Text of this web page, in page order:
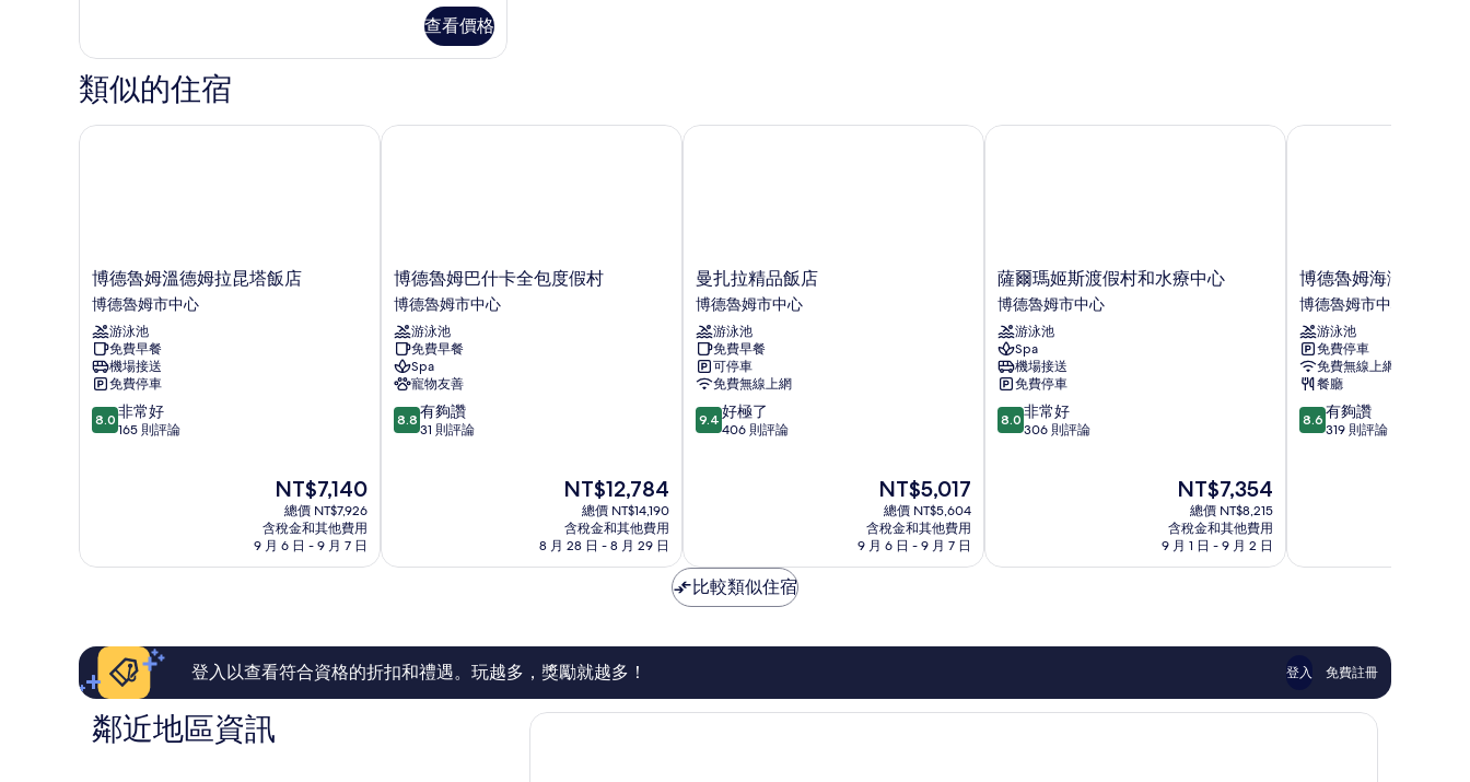
片
套
房
的
詳
情
查看價格
類似的住宿
博
德
魯
姆
溫
德
姆
拉
昆
姆
博德魯姆溫德姆拉昆塔飯店
博德魯姆市中心
游泳池
免費早餐
機場接送
免費停車
8.0
分，
好，
論
8.0 非常好
165 則評論
現
在
價
格
為
NT$7,140
總價 NT$7,926
含稅金和其他費用
9 月 6 日 - 9 月 7 日
博德魯姆溫德姆拉昆塔飯店
博
德
魯
姆
巴
什
卡
全
包
姆
博德魯姆巴什卡全包度假村
博德魯姆市中心
游泳池
免費早餐
Spa
寵物友善
8.8
分，
讚，
論
8.8 有夠讚
31 則評論
現
價
格
為
NT$12,784
總價 NT$14,190
含稅金和其他費用
8 月 28 日 - 8 月 29 日
博德魯姆巴什卡全包度假村
曼
扎
拉
精
品
飯
店
博
德
曼扎拉精品飯店
博德魯姆市中心
游泳池
免費早餐
可停車
免費無線上網
9.4
分，
了，
406
則
論
9.4 好極了
406 則評論
現
在
價
格
為
NT$5,017
總價 NT$5,604
含稅金和其他費用
9 月 6 日 - 9 月 7 日
曼扎拉精品飯店
薩
爾
瑪
姬
斯
渡
假
村
和
魯
心
薩爾瑪姬斯渡假村和水療中心
博德魯姆市中心
游泳池
Spa
機場接送
免費停車
8.0
分，
好，
論
8.0 非常好
306 則評論
現
在
價
格
為
NT$7,354
總價 NT$8,215
含稅金和其他費用
9 月 1 日 - 9 月 2 日
薩爾瑪姬斯渡假村和水療中心
博
德
魯
姆
海
灘
度
假
村
心
博德魯姆海灘度假村
博德魯姆市中心
游泳池
免費停車
免費無線上網
餐廳
8.6
分，
讚，
論
8.6 有夠讚
319 則評論
博德魯姆海灘度假村
比較類似住宿
登入以查看符合資格的折扣和禮遇。玩越多，獎勵就越多！ 登入 免費註冊
鄰近地區資訊